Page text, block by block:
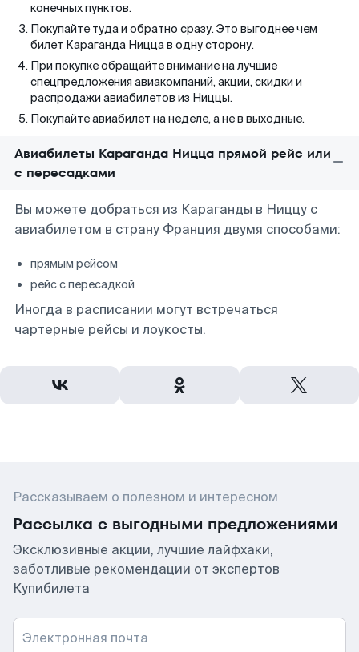
конечных пунктов.
Покупайте туда и обратно сразу. Это выгоднее чем
билет Караганда Ницца в одну сторону.
При покупке обращайте внимание на лучшие
спецпредложения авиакомпаний, акции, скидки и
распродажи авиабилетов из Ниццы.
Покупайте авиабилет на неделе, а не в выходные.
Авиабилеты Караганда Ницца прямой рейс или
с пересадками
Вы можете добраться из Караганды в Ниццу с
авиабилетом в страну Франция двумя способами:
прямым рейсом
рейс с пересадкой
Иногда в расписании могут встречаться
чартерные рейсы и лоукосты.
Рассказываем о полезном и интересном
Рассылка с выгодными предложениями
Эксклюзивные акции, лучшие лайфхаки,
заботливые рекомендации от экспертов
Купибилета
Электронная почта